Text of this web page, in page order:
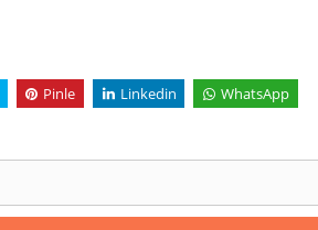
Pinle Linkedin WhatsApp